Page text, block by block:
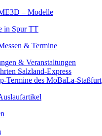
– Modelle
in Spur TT
& Termine
& Veranstaltungen
Salzland-Express
Termine des MoBaLa-Staßfurt